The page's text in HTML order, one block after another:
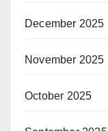
December 2025
November 2025
October 2025